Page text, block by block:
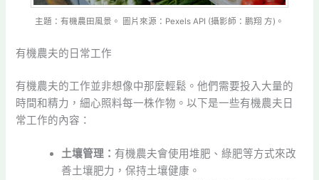
主題：有機農田風景。 圖片來源：Pexels API (攝影師：鹏翔 方)。
有機農夫的日常工作
有機農夫的工作並非想像中那麼輕鬆。他們需要投入大量的
時間和精力，細心照料每一株作物。以下是一些有機農夫日
常工作的內容：
土壤管理： 有機農夫會使用堆肥、綠肥等方式來改
善土壤肥力，保持土壤健康。